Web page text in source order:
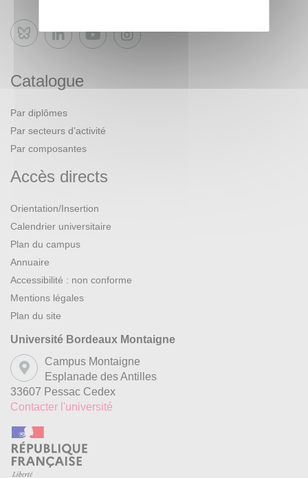
Bluesky
Catalogue
Par diplômes
Par secteurs d’activité
Par composantes
Accès directs
Orientation/Insertion
Calendrier universitaire
Plan du campus
Annuaire
Accessibilité : non conforme
Mentions légales
Plan du site
Université Bordeaux Montaigne
Campus Montaigne
Esplanade des Antilles
33607 Pessac Cedex
Contacter l'université